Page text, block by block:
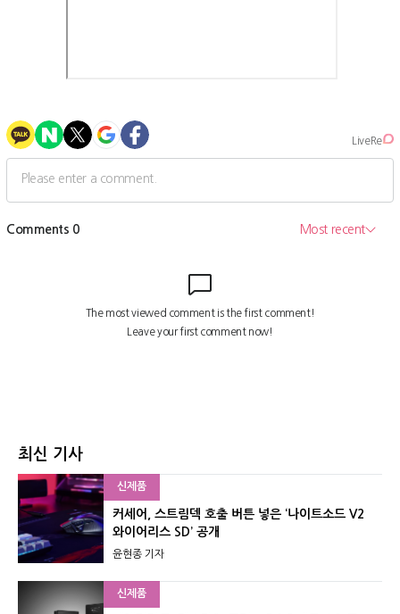
최신 기사
신제품
커세어, 스트림덱 호출 버튼 넣은 ‘나이트소드 V2
와이어리스 SD’ 공개
윤현종 기자
신제품